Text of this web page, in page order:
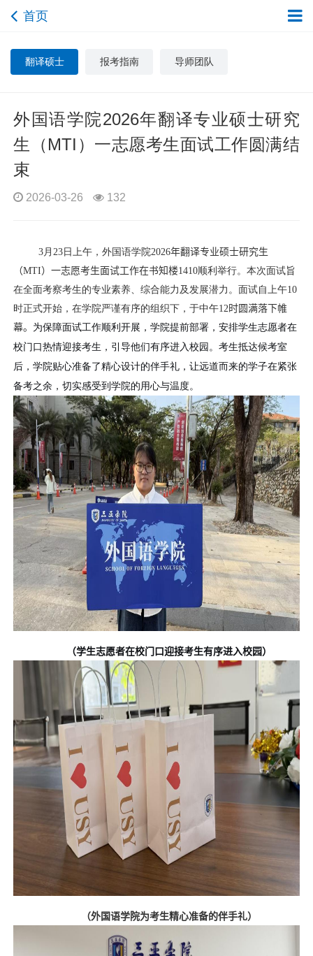
首页
翻译硕士 报考指南 导师团队
外国语学院2026年翻译专业硕士研究
生（MTI）一志愿考生面试工作圆满结
束
2026-03-26 132
3月23 日上午，外国语学院2026年翻译专业硕士研究生
（MTI）一志愿考生面试工作在书知楼1410顺利举行。本次面试旨
在全面考察考生的专业素养、综合能力及发展潜力。面试自上午10
时正式开始，在学院严谨有序的组织下，于中午12时圆满落下帷
幕。 为保障面试工作顺利开展，学院提前部署，安排学生志愿者在
校门口热情迎接考生，引导他们有序进入校园。考生抵达候考室
后，学院贴心准备了精心设计的伴手礼，让远道而来的学子在紧张
备考之余，切实感受到学院的用心与温度。
（学生志愿者在校门口迎接考生有序进入校园）
（外国语学院为考生精心准备的伴手礼）